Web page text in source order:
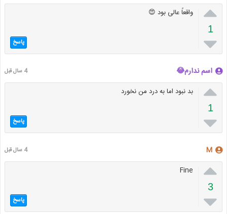

1

واقعاً عالی بود 😍
پاسخ
اسم ندارم😂 4 سال قبل

1

بد نبود اما به درد من نخورد
پاسخ
M 4 سال قبل

3

Fine
پاسخ